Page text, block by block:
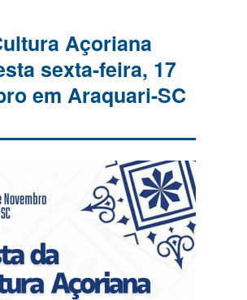
Açoriana
sexta-feira, 17
em Araquari-SC